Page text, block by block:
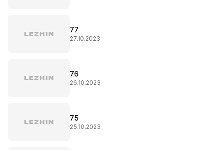
77
27.10.2023
76
26.10.2023
75
25.10.2023